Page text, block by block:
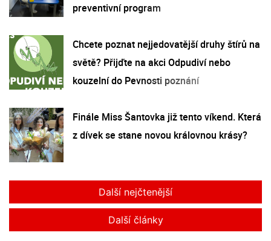
preventivní program
Chcete poznat nejjedovatější druhy štírů na
světě? Přijďte na akci Odpudiví nebo
kouzelní do Pevnosti poznání
Finále Miss Šantovka již tento víkend. Která
z dívek se stane novou královnou krásy?
Další nejčtenější
Další články